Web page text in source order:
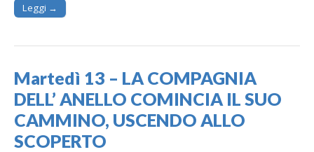
Leggi →
Martedì 13 – LA COMPAGNIA
DELL’ ANELLO COMINCIA IL SUO
CAMMINO, USCENDO ALLO
SCOPERTO